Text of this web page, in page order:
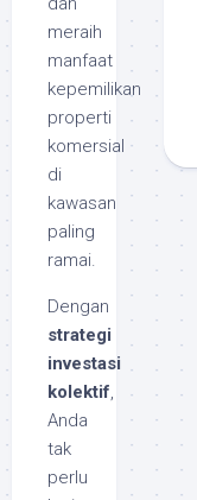
meraih
manfaat
kepemilikan
properti
komersial
di
kawasan
paling
ramai.
Dengan
strategi
investasi
kolektif,
Anda
tak
perlu